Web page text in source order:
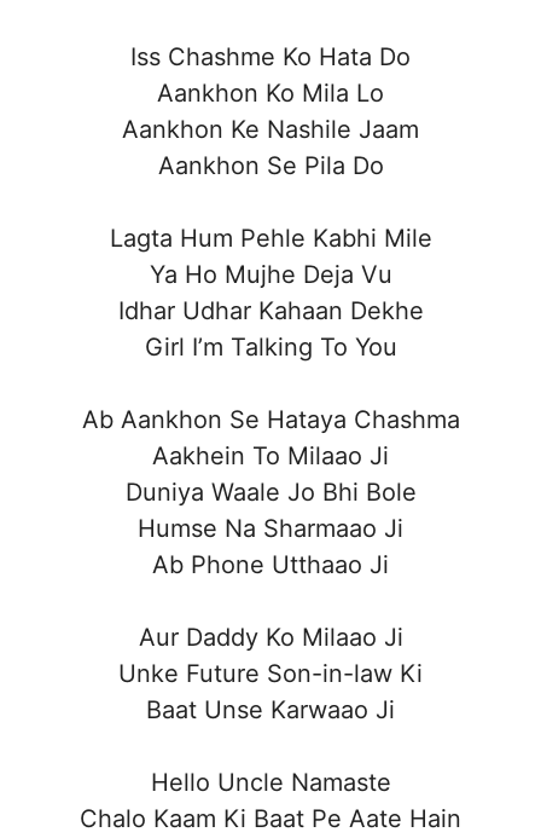
Iss Chashme Ko Hata Do
Aankhon Ko Mila Lo
Aankhon Ke Nashile Jaam
Aankhon Se Pila Do
Lagta Hum Pehle Kabhi Mile
Ya Ho Mujhe Deja Vu
Idhar Udhar Kahaan Dekhe
Girl I’m Talking To You
Ab Aankhon Se Hataya Chashma
Aakhein To Milaao Ji
Duniya Waale Jo Bhi Bole
Humse Na Sharmaao Ji
Ab Phone Utthaao Ji
Aur Daddy Ko Milaao Ji
Unke Future Son-in-law Ki
Baat Unse Karwaao Ji
Hello Uncle Namaste
Chalo Kaam Ki Baat Pe Aate Hain